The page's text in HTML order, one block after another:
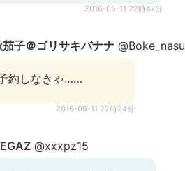
2016-05-11 22時47分
茄子＠ゴリサキバナナ @Boke_nasu
約しなきゃ……
2016-05-11 22時24分
@xxxpz15